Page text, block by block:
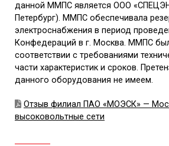
данной ММПС является ООО
Петербург). ММПС обеспечивала
электроснабжения в период
Конфедераций в г. Москва. ММПС
соответствии с требованиями
части характеристик и сроков.
данного оборудования не имеем.
Отзыв филиал ПАО «МОЭСК» —
высоковольтные сети